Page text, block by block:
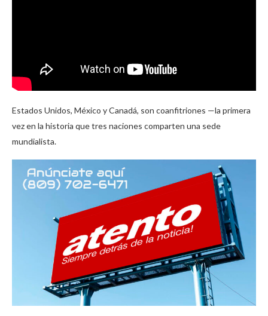
Estados Unidos, México y Canadá, son coanfitriones —la primera
vez en la historia que tres naciones comparten una sede
mundialista.